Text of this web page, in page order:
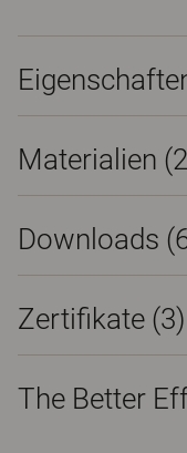
Materialien
Downloads (
Zertifikate (3)
The Better